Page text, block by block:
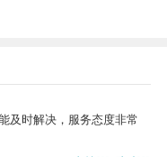
及时解决，服务态度非常